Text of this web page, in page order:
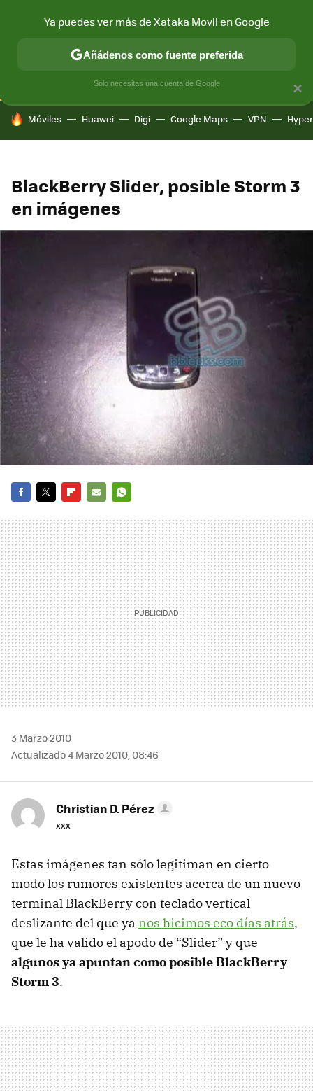
CONECTIVIDAD MÓVIL Y SOCIEDAD APLICACIONES
HOY SE HABLA DE
Móviles Huawei Digi Google Maps VPN
BlackBerry Slider, posible Storm 3
en imágenes
MAIL
3 Marzo 2010
Actualizado 4 Marzo 2010, 08:46
Christian D. Pérez
xxx
Estas imágenes tan sólo legitiman en cierto
modo los rumores existentes acerca de un nuevo
terminal BlackBerry con teclado vertical
deslizante del que ya nos hicimos eco días atrás,
que le ha valido el apodo de “Slider” y que
algunos ya apuntan como posible BlackBerry
Storm 3.
×
Ya puedes ver más de Xataka Movil en Google
Añádenos como fuente preferida
Solo necesitas una cuenta de Google